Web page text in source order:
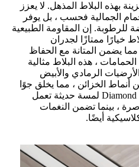
بهذه البلاط المذهل. لا يعزز
الجمالية فحسب ، بل يوفر
للرطوبة. إن المقاومة الطبيعية
خيارًا ممتازًا لجدران
مما يضمن المتانة مع الحفاظ
، هذه البلاط مثالية
الرمادي والأبيض
الخزائن ، مما يخلق جوًا
متماسكًا وجذابًا. يضيف Diamond Design لمسة حديثة تعمل
، بينما تضمن النغمات
أيضًا.